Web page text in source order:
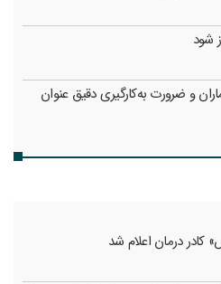
شود
و ضرورت به‌کارگیری دقیق عنوان
کادر درمان اعلام شد